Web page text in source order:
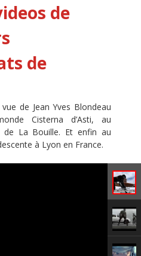
de
de
de Jean Yves Blondeau
Cisterna d’Asti, au
de La Bouille. Et enfin au
à Lyon en France.